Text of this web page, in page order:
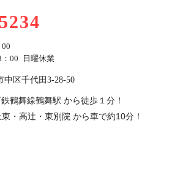
：00 日曜休業
中区千代田3-28-50
鶴舞線鶴舞駅 から徒歩１分！
・高辻・東別院 から車で約10分！